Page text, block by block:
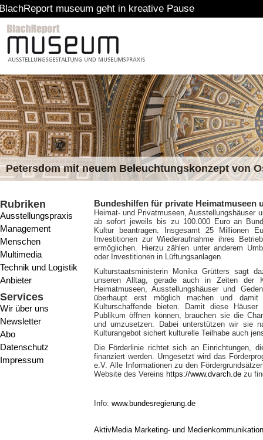
museum geht in kreative Pause
Petersdom mit neuem Beleuchtungskonzept von
Rubriken
Ausstellungspraxis
Management
Menschen
Multimedia
Technik und Logistik
Anbieter
Services
Wir über uns
Newsletter
Abo
Datenschutz
Impressum
Bundeshilfen für private Heimatmuseen
Heimat- und Privatmuseen, Ausstellungshäuser
ab sofort jeweils bis zu 100.000 Euro an
Kultur beantragen. Insgesamt 25 Millionen
Investitionen zur Wiederaufnahme ihres
ermöglichen. Hierzu zählen unter anderem
oder Investitionen in Lüftungsanlagen.
Kulturstaatsministerin Monika Grütters sagt
unseren Alltag, gerade auch in Zeiten der
Heimatmuseen, Ausstellungshäuser und
überhaupt erst möglich machen und damit
Kulturschaffende bieten. Damit diese
Publikum öffnen können, brauchen sie die
und umzusetzen. Dabei unterstützen wir sie
Kulturangebot sichert kulturelle Teilhabe auch
Die Förderlinie richtet sich an Einrichtungen,
finanziert werden. Umgesetzt wird das
e.V. Alle Informationen zu den
Website des Vereins https://www.dvarch.de zu
Info: www.bundesregierung.de
AktivMedia Marketing- und